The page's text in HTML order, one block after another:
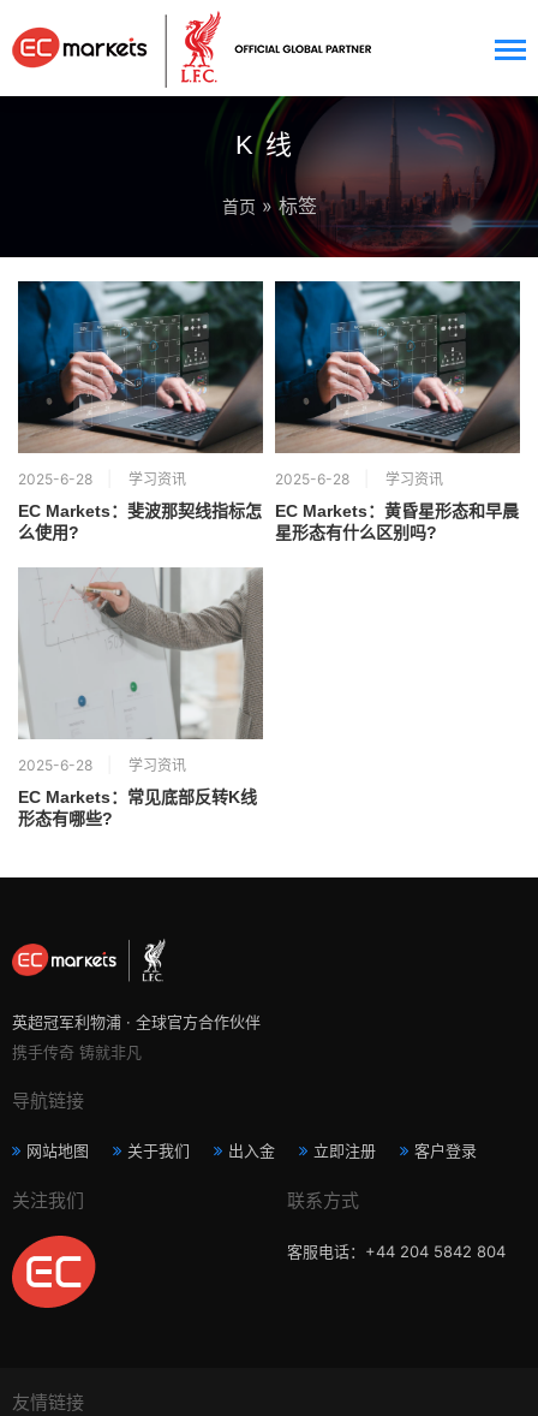
K线
首页 » 标签
2025-6-28 学习资讯
EC Markets：斐波那契线指标怎
么使用?
2025-6-28 学习资讯
EC Markets：黄昏星形态和早晨
星形态有什么区别吗?
2025-6-28 学习资讯
EC Markets：常见底部反转K线
形态有哪些?
英超冠军利物浦 · 全球官方合作伙伴
携手传奇 铸就非凡
导航链接
网站地图 关于我们 出入金 立即注册 客户登录
关注我们 联系方式
客服电话：+44 204 5842 804
友情链接